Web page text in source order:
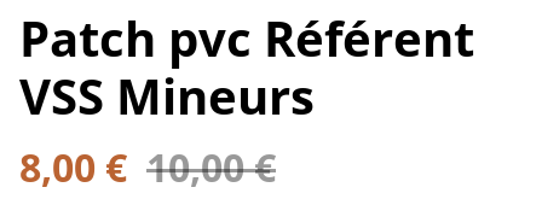
Patch pvc Référent
VSS Mineurs
8,00 € 10,00 €